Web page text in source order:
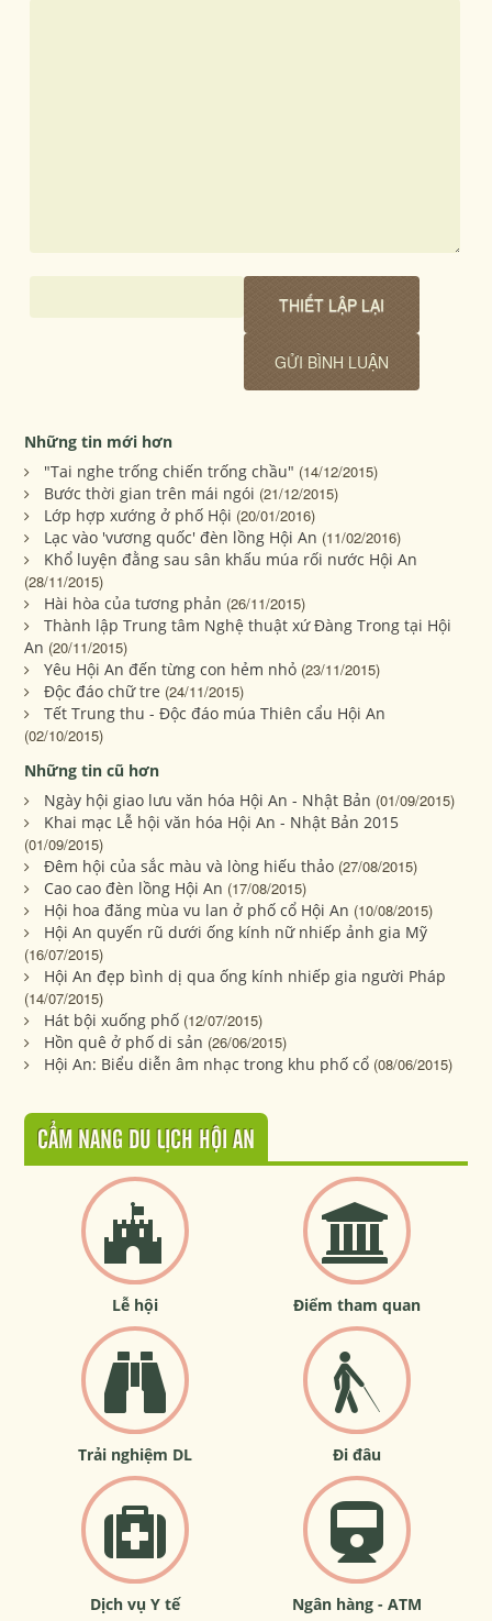
Những tin mới hơn
"Tai nghe trống chiến trống chầu" (14/12/2015)
Bước thời gian trên mái ngói (21/12/2015)
Lớp hợp xướng ở phố Hội (20/01/2016)
Lạc vào 'vương quốc' đèn lồng Hội An (11/02/2016)
Khổ luyện đằng sau sân khấu múa rối nước Hội An
(28/11/2015)
Hài hòa của tương phản (26/11/2015)
Thành lập Trung tâm Nghệ thuật xứ Đàng Trong tại Hội
An (20/11/2015)
Yêu Hội An đến từng con hẻm nhỏ (23/11/2015)
Độc đáo chữ tre (24/11/2015)
Tết Trung thu - Độc đáo múa Thiên cẩu Hội An
(02/10/2015)
Những tin cũ hơn
Ngày hội giao lưu văn hóa Hội An - Nhật Bản (01/09/2015)
Khai mạc Lễ hội văn hóa Hội An - Nhật Bản 2015
(01/09/2015)
Đêm hội của sắc màu và lòng hiếu thảo (27/08/2015)
Cao cao đèn lồng Hội An (17/08/2015)
Hội hoa đăng mùa vu lan ở phố cổ Hội An (10/08/2015)
Hội An quyến rũ dưới ống kính nữ nhiếp ảnh gia Mỹ
(16/07/2015)
Hội An đẹp bình dị qua ống kính nhiếp gia người Pháp
(14/07/2015)
Hát bội xuống phố (12/07/2015)
Hồn quê ở phố di sản (26/06/2015)
Hội An: Biểu diễn âm nhạc trong khu phố cổ (08/06/2015)
CẨM NANG DU LỊCH HỘI AN
Lễ hội Điểm tham quan
Trải nghiệm DL Đi đâu
Dịch vụ Y tế Ngân hàng - ATM